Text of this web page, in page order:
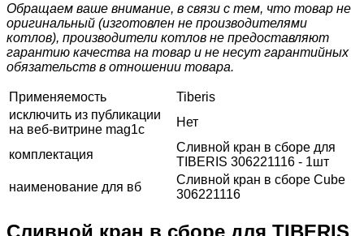
Обращаем ваше внимание, в связи с тем, что товар не
оригинальный (изготовлен не производителями
котлов), производители котлов не предоставляют
гарантию качества на товар и не несут гарантийных
обязательств в отношении товара.
Применяемость
Tiberis
исключить из публикации
на веб-витрине mag1c
Нет
комплектация
Сливной кран в сборе для
TIBERIS 306221116 - 1шт
наименование для вб
Сливной кран в сборе Cube
306221116
Сливной кран в сборе для TIBERIS